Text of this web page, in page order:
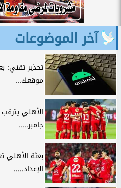
آخر الموضوعات
تحذير تقني:
موقعك...
الأهلي
جامبر.....
بعثة الأهلي
الإعداد.....